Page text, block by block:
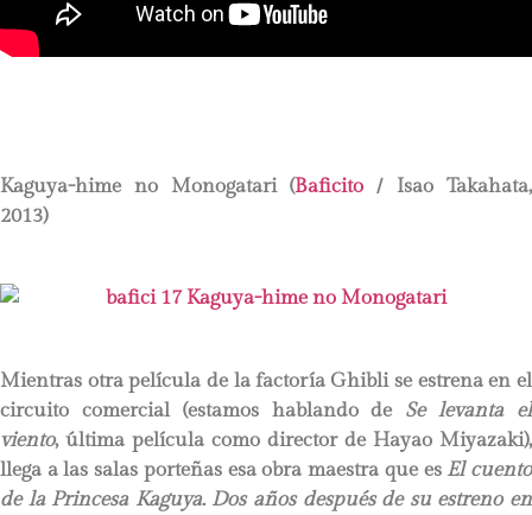
Kaguya-hime no Monogatari(Baficito / Isao Takahata,
2013)
Mientras otra película de la factoría Ghibli se estrena en el
circuito comercial (estamos hablando de Se levanta el
viento, última película como director de Hayao Miyazaki),
llega a las salas porteñas esa obra maestra que es El cuento
de la Princesa Kaguya. Dos años después de su estreno en